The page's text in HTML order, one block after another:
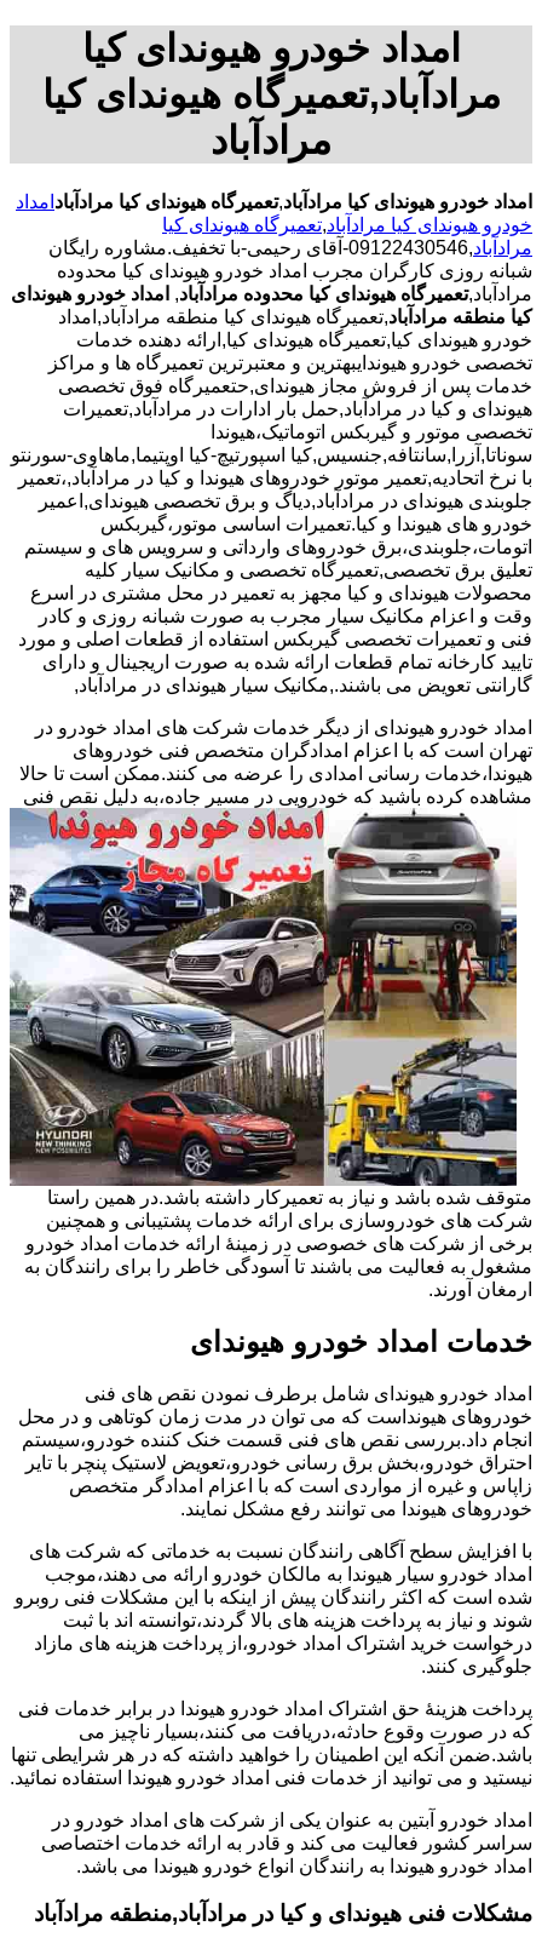
امداد خودرو هیوندای کیا
مرادآباد,تعمیرگاه هیوندای کیا
مرادآباد
امداد خودرو هیوندای کیا مرادآباد,تعمیرگاه هیوندای کیا مرادآباد امداد
خودرو هیوندای کیا مرادآباد,تعمیرگاه هیوندای کیا
مرادآباد
,09122430546-آقای رحیمی-با تخفیف.مشاوره رایگان
شبانه روزی کارگران مجرب امداد خودرو هیوندای کیا محدوده
مرادآباد,تعمیرگاه هیوندای کیا محدوده مرادآباد, امداد خودرو هیوندای
کیا منطقه مرادآباد,تعمیرگاه هیوندای کیا منطقه مرادآباد,امداد
خودرو هیوندای کیا,تعمیرگاه هیوندای کیا,ارائه دهنده خدمات
تخصصی خودرو هیوندایبهترین و معتبرترین تعمیرگاه ها و مراکز
خدمات پس از فروش مجاز هیوندای,حتعمیرگاه فوق تخصصی
هیوندای و کیا در مرادآباد,حمل بار ادارات در مرادآباد,تعمیرات
تخصصی موتور و گیربکس اتوماتیک،هیوندا
سوناتا,آزرا,سانتافه,جنسیس,کیا اسپورتیچ-کیا اوپتیما‌,ماهاوی-سورنتو
با نرخ اتحادیه,تعمیر موتور خودروهای هیوندا و کیا در مرادآباد,،تعمیر
جلوبندی هیوندای در مرادآباد,دیاگ و برق تخصصی هیوندای,اعمیر
خودرو های هیوندا و کیا.تعمیرات اساسی موتور،گیربکس
اتومات،جلوبندی،برق خودروهای وارداتی و سرویس های و سیستم
تعلیق برق تخصصی,تعمیرگاه تخصصی و مکانیک سیار کلیه
محصولات هیوندای و کیا مجهز به تعمیر در محل مشتری در اسرع
وقت و اعزام مکانیک سیار مجرب به صورت شبانه روزی و کادر
فنی و تعمیرات تخصصی گیربکس استفاده از قطعات اصلی و مورد
تایید کارخانه تمام قطعات ارائه شده به صورت اریجینال و دارای
گارانتی تعویض می باشند.,مکانیک سیار هیوندای در مرادآباد,
امداد خودرو هیوندای از دیگر خدمات شرکت های امداد خودرو در
تهران است که با اعزام امدادگران متخصص فنی خودروهای
هیوندا،خدمات رسانی امدادی را عرضه می کنند.ممکن است تا حالا
مشاهده کرده باشید که خودرویی در مسیر جاده،به دلیل نقص فنی
متوقف شده باشد و نیاز به تعمیرکار داشته باشد.در همین راستا
شرکت های خودروسازی برای ارائه خدمات پشتیبانی و همچنین
برخی از شرکت های خصوصی در زمینۀ ارائه خدمات امداد خودرو
مشغول به فعالیت می باشند تا آسودگی خاطر را برای رانندگان به
ارمغان آورند.
خدمات امداد خودرو هیوندای
امداد خودرو هیوندای شامل برطرف نمودن نقص های فنی
خودروهای هیونداست که می توان در مدت زمان کوتاهی و در محل
انجام داد.بررسی نقص های فنی قسمت خنک کننده خودرو،سیستم
احتراق خودرو،بخش برق رسانی خودرو،تعویض لاستیک پنچر با تایر
زاپاس و غیره از مواردی است که با اعزام امدادگر متخصص
خودروهای هیوندا می توانند رفع مشکل نمایند.
با افزایش سطح آگاهی رانندگان نسبت به خدماتی که شرکت های
امداد خودرو سیار هیوندا به مالکان خودرو ارائه می دهند،موجب
شده است که اکثر رانندگان پیش از اینکه با این مشکلات فنی روبرو
شوند و نیاز به پرداخت هزینه های بالا گردند،توانسته اند با ثبت
درخواست خرید اشتراک امداد خودرو،از پرداخت هزینه های مازاد
جلوگیری کنند.
پرداخت هزینۀ حق اشتراک امداد خودرو هیوندا در برابر خدمات فنی
که در صورت وقوع حادثه،دریافت می کنند،بسیار ناچیز می
باشد.ضمن آنکه این اطمینان را خواهید داشته که در هر شرایطی تنها
نیستید و می توانید از خدمات فنی امداد خودرو هیوندا استفاده نمائید.
امداد خودرو آبتین به عنوان یکی از شرکت های امداد خودرو در
سراسر کشور فعالیت می کند و قادر به ارائه خدمات اختصاصی
امداد خودرو هیوندا به رانندگان انواع خودرو هیوندا می باشد.
مشکلات فنی هیوندای و کیا در مرادآباد,منطقه مرادآباد